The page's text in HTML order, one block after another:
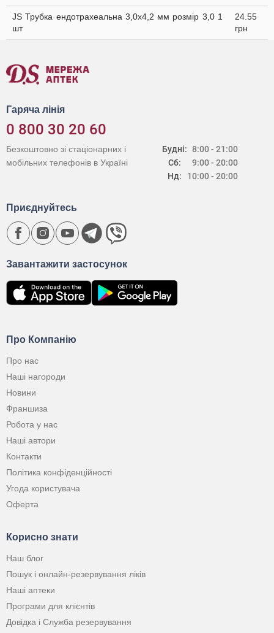
JS Трубка ендотрахеальна 3,0х4,2 мм розмір 3,0 1
шт
24.55
грн
Гаряча лінія
0 800 30 20 60
Будні:
Сб:
Нд:
8:00 - 21:00
9:00 - 20:00
10:00 - 20:00
Безкоштовно зі стаціонарних і
мобільних телефонів в Україні
Про Компанію
Про нас
Наші нагороди
Новини
Франшиза
Робота у нас
Наші автори
Контакти
Політика конфіденційності
Угода користувача
Оферта
Корисно знати
Наш блог
Пошук і онлайн-резервування ліків
Наші аптеки
Програми для клієнтів
Довідка і Служба резервування
Завантажити застосунок
Приєднуйтесь